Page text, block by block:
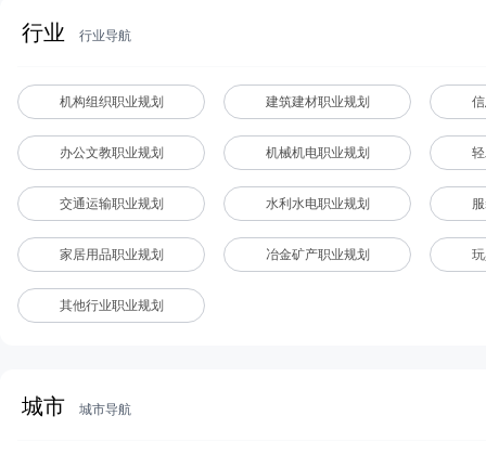
行业 行业导航
机构组织职业规划 建筑建材职业规划
办公文教职业规划 机械机电职业规划
交通运输职业规划 水利水电职业规划
家居用品职业规划 冶金矿产职业规划
其他行业职业规划
城市 城市导航